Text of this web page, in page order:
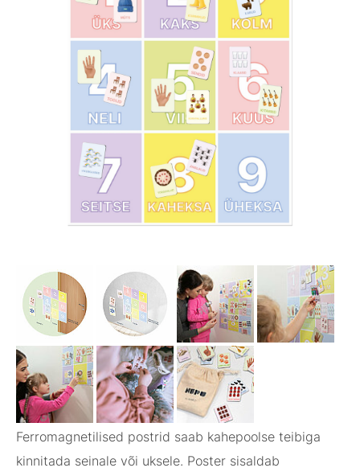
Ferromagnetilised postrid saab kahepoolse teibiga
kinnitada seinale või uksele. Poster sisaldab